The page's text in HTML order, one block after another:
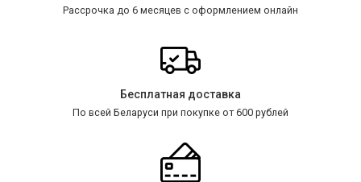
Рассрочка до 6 месяцев с оформлением онлайн
Бесплатная доставка
По всей Беларуси при покупке от 600 рублей